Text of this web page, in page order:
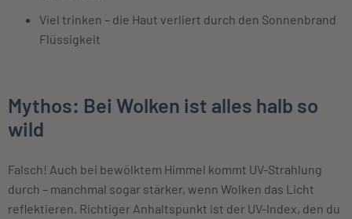
Viel trinken – die Haut verliert durch den Sonnenbrand
Flüssigkeit
Mythos: Bei Wolken ist alles halb so
wild
Falsch! Auch bei bewölktem Himmel kommt UV-Strahlung
durch – manchmal sogar stärker, wenn Wolken das Licht
reflektieren. Richtiger Anhaltspunkt ist der UV-Index, den du